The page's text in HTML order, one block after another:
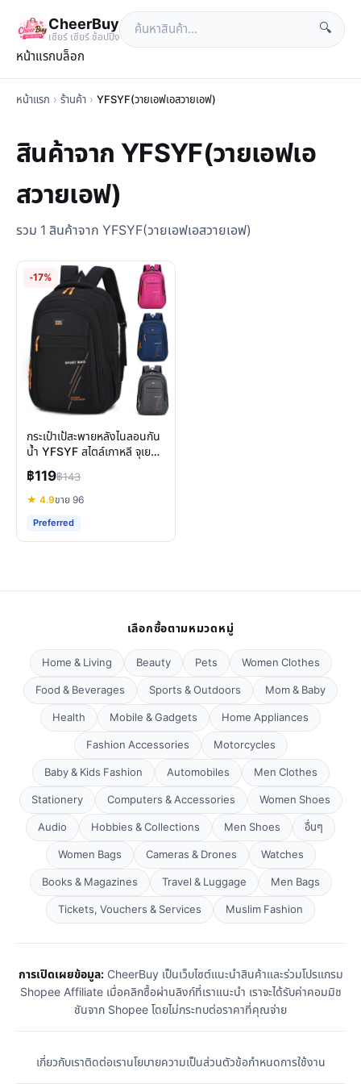
CheerBuy
เซียร์ เซียร์ ช้อปปิ้ง
🔍
หน้าแรกบล็อก
หน้าแรก › ร้านค้า › YFSYF(วายเอฟเอสวายเอฟ)
สินค้าจาก YFSYF(วายเอฟเอ
สวายเอฟ)
รวม 1 สินค้าจาก YFSYF(วายเอฟเอสวายเอฟ)
-17%
กระเป๋าเป้สะพายหลังไนลอนกัน
น้ำ YFSYF สไตล์เกาหลี จุเยอะ
คุ้มค่าทุกการเดินทาง
฿119฿143
★ 4.9ขาย 96
Preferred
เลือกซื้อตามหมวดหมู่
Home & Living Beauty Pets
Women Clothes
Food & Beverages
Sports & Outdoors
Mom & Baby
Health
Mobile & Gadgets
Home Appliances
Fashion Accessories
Motorcycles
Baby & Kids Fashion
Automobiles
Men Clothes
Stationery
Computers & Accessories
Women Shoes
Audio
Hobbies & Collections Men Shoes
อื่นๆ
Women Bags
Cameras & Drones
Watches
Books & Magazines
Travel & Luggage
Men Bags
Tickets, Vouchers & Services
Muslim Fashion
การเปิดเผยข้อมูล:CheerBuy เป็นเว็บไซต์แนะนำสินค้าและร่วมโปรแกรม
Shopee Affiliate เมื่อคลิกซื้อผ่านลิงก์ที่เราแนะนำ เราจะได้รับค่าคอมมิช
ชันจาก Shopee โดยไม่กระทบต่อราคาที่คุณจ่าย
เกี่ยวกับเราติดต่อเรานโยบายความเป็นส่วนตัวข้อกำหนดการใช้งาน